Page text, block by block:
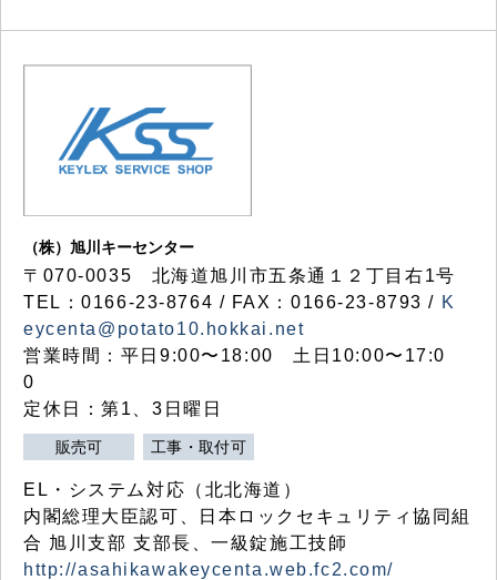
（株）旭川キーセンター
〒070-0035 北海道旭川市五条通１２丁目右1号
TEL：0166-23-8764 / FAX：0166-23-8793 / K
eycenta@potato10.hokkai.net
営業時間：平日9:00〜18:00 土日10:00〜17:0
0
定休日：第1、3日曜日
販売可 工事・取付可
EL・システム対応（北北海道）
内閣総理大臣認可、日本ロックセキュリティ協同組
合 旭川支部 支部長、一級錠施工技師
http://asahikawakeycenta.web.fc2.com/